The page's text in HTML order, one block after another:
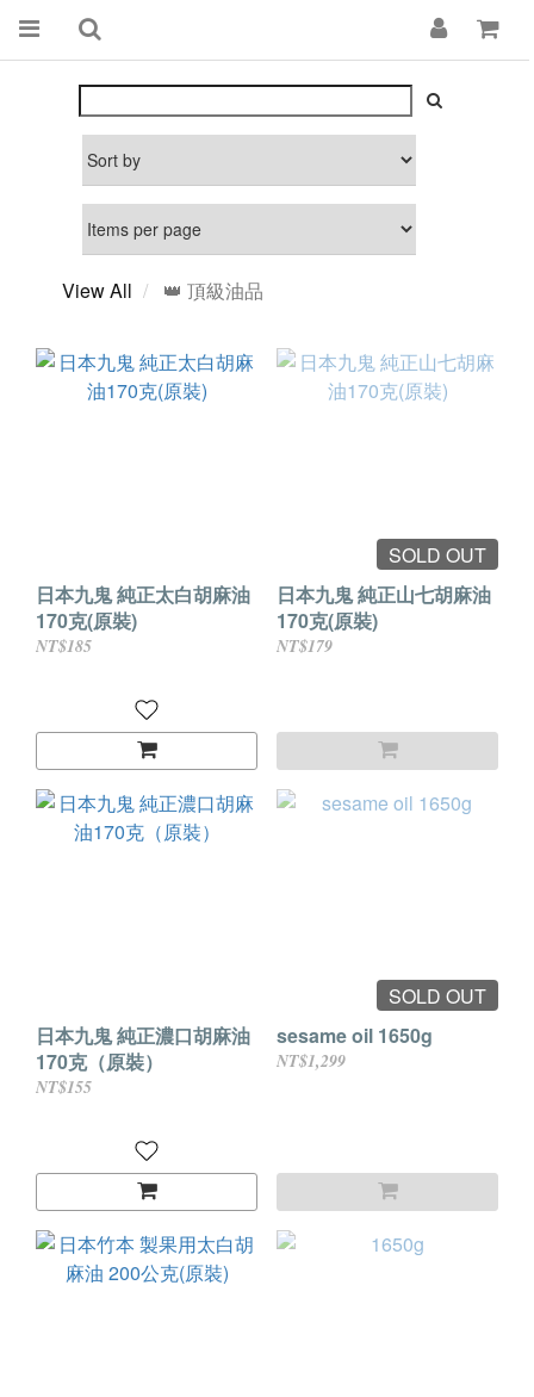
View All 👑 頂級油品
日本九鬼 純正太白胡麻油
170克(原裝)
NT$185
SOLD OUT
日本九鬼 純正山七胡麻油
170克(原裝)
NT$179
日本九鬼 純正濃口胡麻油
170克（原裝）
NT$155
SOLD OUT
sesame oil 1650g
NT$1,299